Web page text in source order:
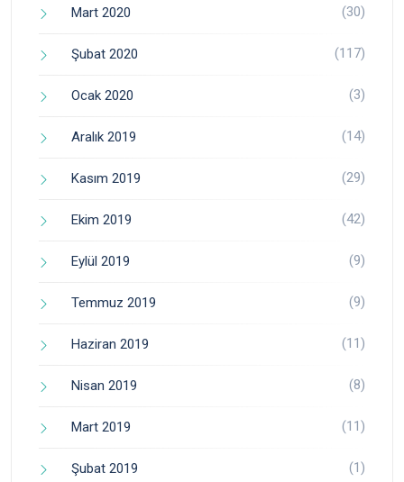
Mart 2020 (30)
Şubat 2020 (117)
Ocak 2020 (3)
Aralık 2019 (14)
Kasım 2019 (29)
Ekim 2019 (42)
Eylül 2019 (9)
Temmuz 2019 (9)
Haziran 2019 (11)
Nisan 2019 (8)
Mart 2019 (11)
Şubat 2019 (1)